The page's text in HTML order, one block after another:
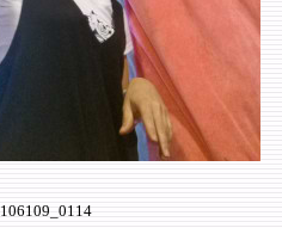
106109_0114